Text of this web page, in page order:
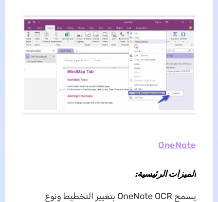
OneNote
الميزات الرئيسية:
يسمح OneNote OCR بتغيير التخطيط ونوع